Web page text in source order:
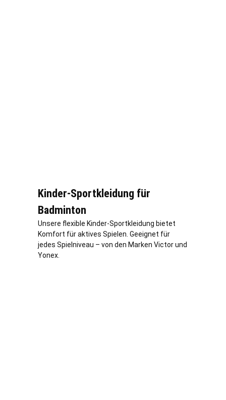
Kinder-Sportkleidung für
Badminton
Unsere flexible Kinder-Sportkleidung bietet
Komfort für aktives Spielen. Geeignet für
jedes Spielniveau – von den Marken Victor und
Yonex.